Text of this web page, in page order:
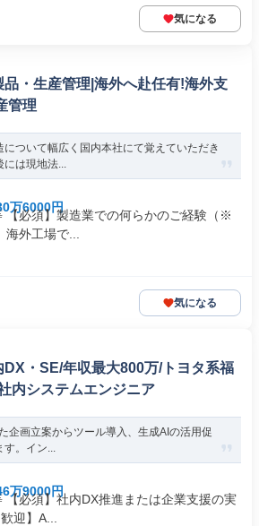
気になる
品・生産管理|海外へ赴任有!海外支
管理
について幅広く国内本社にて覚えていただき
には現地法...
万6000円
【必須】製造業での何らかのご経験（※
外工場で...
気になる
DX・SE/年収最大800万/トヨタ系福
内システムエンジニア
企画立案からツール導入、生成AIの活用促
す。イン...
万9000円
【必須】社内DX推進または企業支援の実
迎】A...